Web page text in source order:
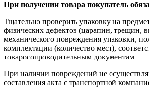
При получении товара покупатель
Тщательно проверить упаковку на
физических дефектов (царапин, трещин,
механического повреждения упаковки,
комплектации (количество мест),
товаросопроводительным документам.
При наличии повреждений не
составления акта с транспортной